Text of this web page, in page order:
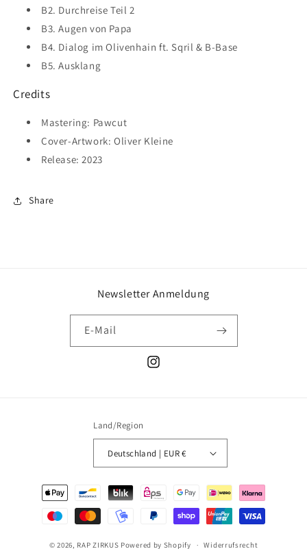
B2. Durchreise Teil 2
B3. Augen von Papa
B4. Dialog im Olivenhain ft. Sqril & B-Base
B5. Ausklang
Credits
Mastering: Pawcut
Cover-Artwork: Oliver Kleine
Release: 2023
Share
Newsletter Anmeldung
E-Mail
Instagram
Land/Region
Deutschland | EUR €
Zahlungsmethoden
© 2026, RAP ZIRKUS Powered by Shopify Widerrufsrecht